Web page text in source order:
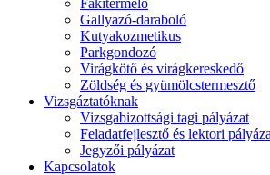
Fakitermelő
Gallyazó-daraboló
Kutyakozmetikus
Parkgondozó
Virágkötő és virágkereskedő
Zöldség és gyümölcstermesztő
Vizsgáztatóknak
Vizsgabizottsági tagi pályázat
Feladatfejlesztő és lektori
Jegyzői pályázat
Kapcsolatok